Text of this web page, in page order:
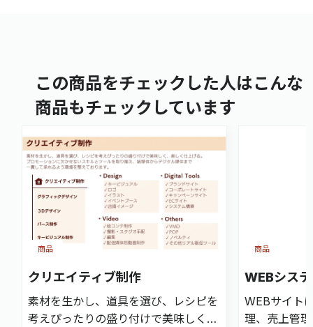
この商品をチェックした人はこんな
商品もチェックしています
クリエイティブ制作
素材を生かし、道具を選び、レシピを
考えぴったりの盛り付けで美味しく、
商品
WEBシス
WEBサイト
理、売上管
商品